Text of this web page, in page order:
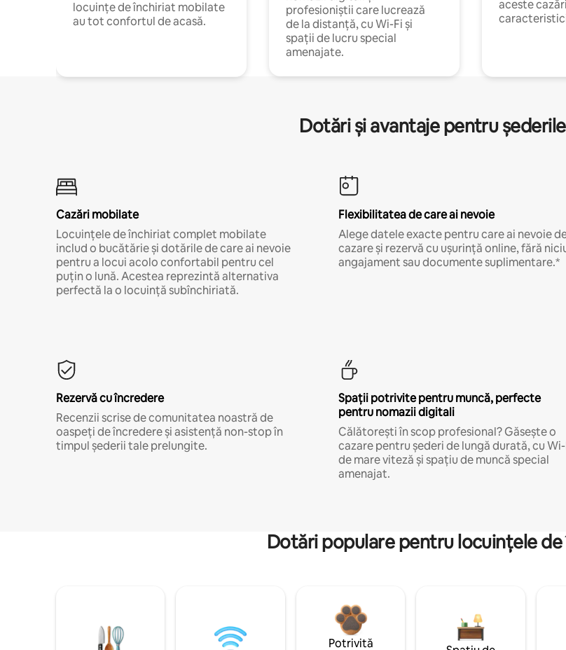
locuințe de închiriat mobilate
au tot confortul de acasă.
profesioniștii care lucrează
de la distanță, cu Wi-Fi și
spații de lucru special
amenajate.
aceste
Dotări și avantaje pentru
Cazări mobilate
Locuințele de închiriat complet mobilate
includ o bucătărie și dotările de care ai nevoie
pentru a locui acolo confortabil pentru cel
puțin o lună. Acestea reprezintă alternativa
perfectă la o locuință subînchiriată.
Flexibilitatea de care ai nevoie
Alege datele exacte pentru care ai nevoie
cazare și rezervă cu ușurință online, fără
angajament sau documente suplimentare.*
Rezervă cu încredere
Recenzii scrise de comunitatea noastră de
oaspeți de încredere și asistență non-stop în
timpul șederii tale prelungite.
Spații potrivite pentru muncă, perfecte
pentru nomazii digitali
Călătorești în scop profesional? Găsește o
cazare pentru șederi de lungă durată, cu
de mare viteză și spațiu de muncă special
amenajat.
Dotări populare pentru locuințele
Potrivită